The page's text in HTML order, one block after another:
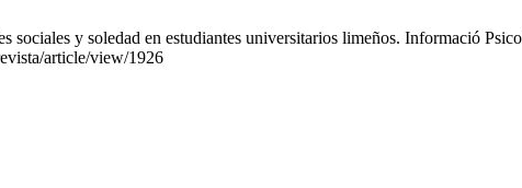
y soledad en estudiantes universitarios limeños. Informació
article/view/1926